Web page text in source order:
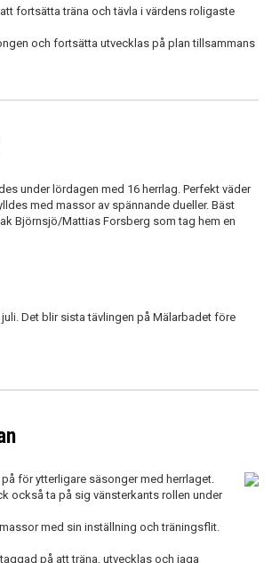
fortsätta träna och tävla i värdens roligaste
och fortsätta utvecklas på plan tillsammans
under lördagen med 16 herrlag. Perfekt väder
med massor av spännande dueller. Bäst
Björnsjö/Mattias Forsberg som tag hem en
Det blir sista tävlingen på Mälarbadet före
för ytterligare säsonger med herrlaget.
också ta på sig vänsterkants rollen under
med sin inställning och träningsflit.
på att träna, utvecklas och jaga